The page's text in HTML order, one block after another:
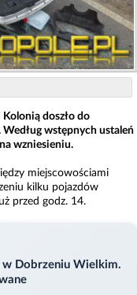
doszło do
wstępnych ustaleń
wzniesieniu.
miejscowościami
kilku pojazdów
przed godz. 14.
w Dobrzeniu Wielkim.